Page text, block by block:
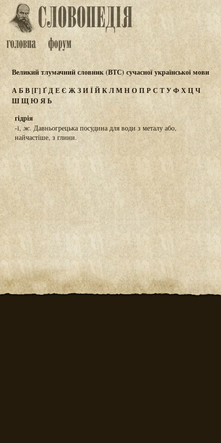
Великий тлумачний словник (ВТС) сучасної української мови
АБВ[Г] ҐДЕЄ ЖЗИЇЙКЛМНОПР СТУФХЦЧ
ШЩЮЯЬ
гідрія
-ї, ж. Давньогрецька посудина для води з металу або,
найчастіше, з глини.